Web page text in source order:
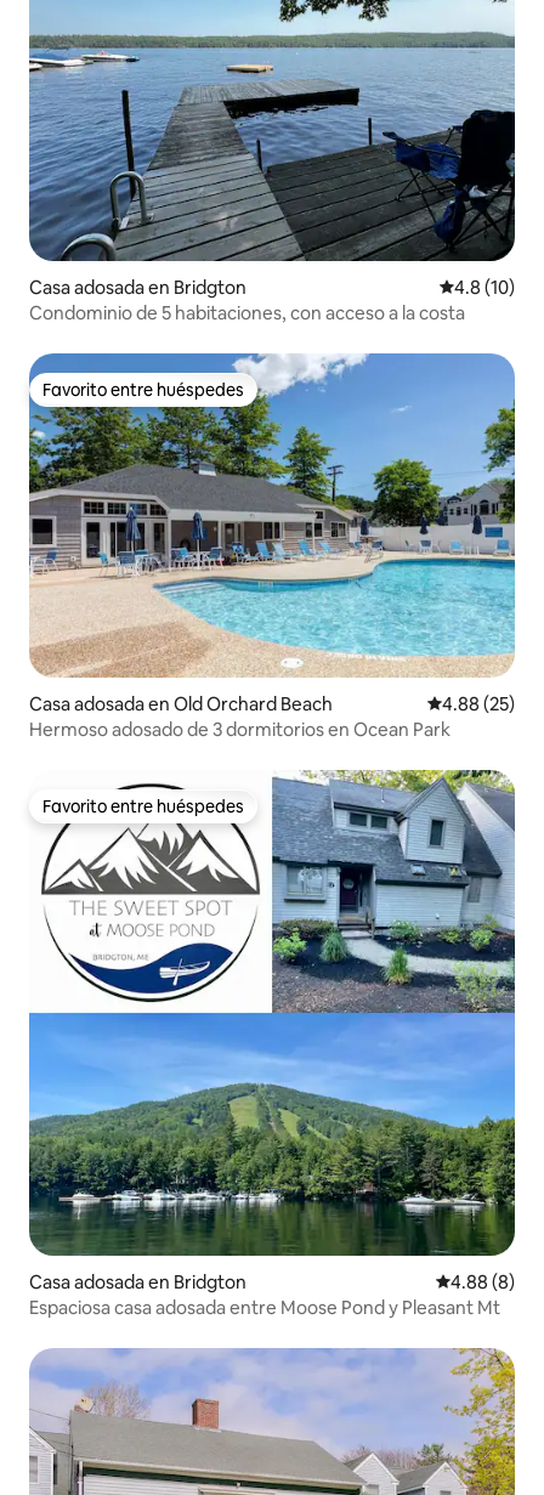
Casa adosada en Bridgton Calificación
4.8 (10)
Condominio de 5 habitaciones, con acceso a la costa
Favorito entre huéspedes
Favorito entre huéspedes
Casa adosada en Old Orchard Beach Calificación
4.88 (25)
Hermoso adosado de 3 dormitorios en Ocean Park
Favorito entre huéspedes
Favorito entre huéspedes
Casa adosada en Bridgton Calificación
4.88 (8)
Espaciosa casa adosada entre Moose Pond y Pleasant Mt